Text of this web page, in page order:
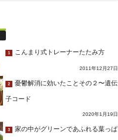
1 こんまり式トレーナーたたみ方
2011年12月27日
2 憂鬱解消に効いたことその２〜遺伝
子コード
2020年1月19日
3 家の中がグリーンであふれる葉っぱ